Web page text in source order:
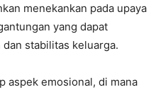
menekankan pada upaya
yang dapat
stabilitas keluarga.
aspek emosional, di mana